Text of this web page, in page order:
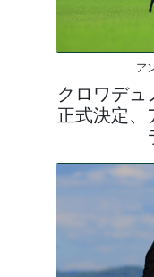
ア
クロワデ
正式決定、